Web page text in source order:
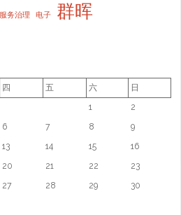
服务治理 电子 群晖
四 五 六
日
1
2
6 7 8
9
13 14 15
16
20 21 22
23
27 28 29
30